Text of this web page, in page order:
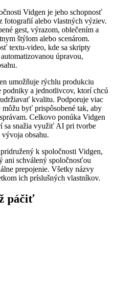
Vidgen je jeho schopnosť
fotografií alebo vlastných výziev.
gest, výrazom, oblečením a
štýlom alebo scenárom.
textu-video, kde sa skripty
úpravou,
umožňuje rýchlu produkciu
podniky a jednotlivcov, ktorí chcú
kvalitu. Podporuje viac
byť prispôsobené tak, aby
Celkovo ponúka Vidgen
sa snažia využiť AI pri tvorbe
obsahu.
k spoločnosti Vidgen,
ani schválený spoločnosťou
prepojenie. Všetky názvy
ich príslušných vlastníkov.
páčiť